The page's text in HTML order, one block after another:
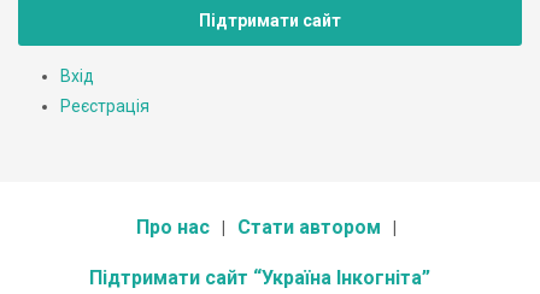
Підтримати сайт
Вхід
Реєстрація
Про нас Стати автором
Підтримати сайт “Україна Інкогніта”